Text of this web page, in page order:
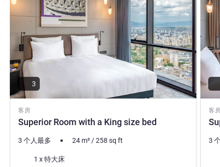
客房
Superior Room with a King size bed
3
3 个人最多 24 m²/258 sq ft
床上用品1 x 特大床
客
3